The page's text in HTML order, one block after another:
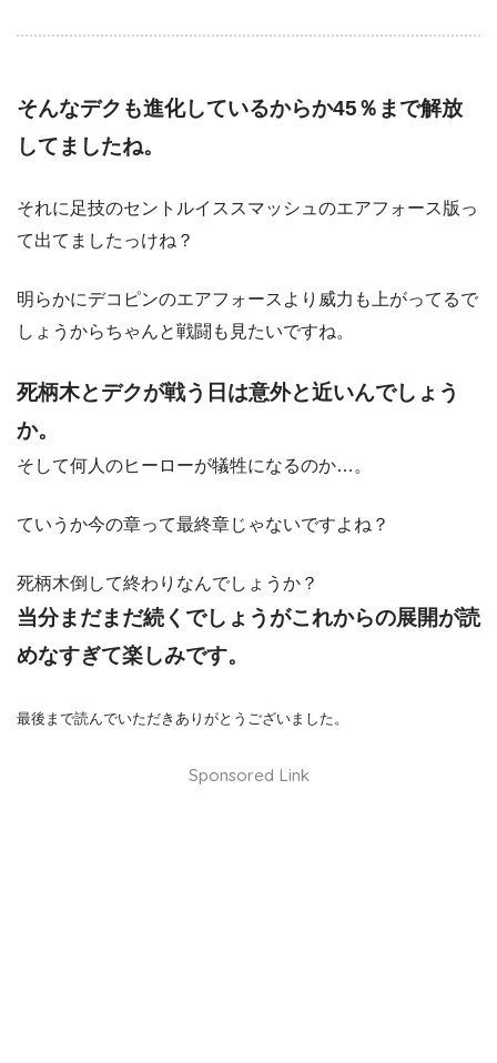
そんなデクも進化しているからか45％まで解放
してましたね。
それに足技のセントルイススマッシュのエアフォース版っ
て出てましたっけね？
明らかにデコピンのエアフォースより威力も上がってるで
しょうからちゃんと戦闘も見たいですね。
死柄木とデクが戦う日は意外と近いんでしょう
か。
そして何人のヒーローが犠牲になるのか…。
ていうか今の章って最終章じゃないですよね？
死柄木倒して終わりなんでしょうか？
当分まだまだ続くでしょうがこれからの展開が読
めなすぎて楽しみです。
最後まで読んでいただきありがとうございました。
Sponsored Link